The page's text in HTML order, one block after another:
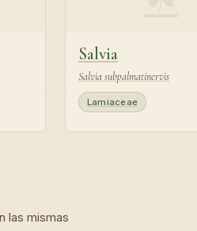
Salvia
Salvia subpalmatinervis
Lamiaceae
las mismas